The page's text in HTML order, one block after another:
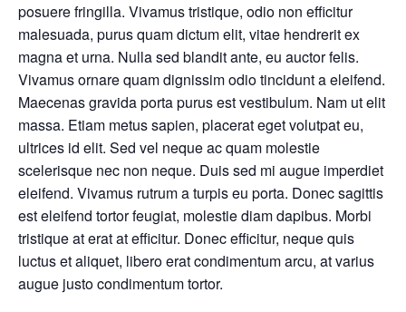
posuere fringilla. Vivamus tristique, odio non efficitur
malesuada, purus quam dictum elit, vitae hendrerit ex
magna et urna. Nulla sed blandit ante, eu auctor felis.
Vivamus ornare quam dignissim odio tincidunt a eleifend.
Maecenas gravida porta purus est vestibulum. Nam ut elit
massa. Etiam metus sapien, placerat eget volutpat eu,
ultrices id elit. Sed vel neque ac quam molestie
scelerisque nec non neque. Duis sed mi augue imperdiet
eleifend. Vivamus rutrum a turpis eu porta. Donec sagittis
est eleifend tortor feugiat, molestie diam dapibus. Morbi
tristique at erat at efficitur. Donec efficitur, neque quis
luctus et aliquet, libero erat condimentum arcu, at varius
augue justo condimentum tortor.